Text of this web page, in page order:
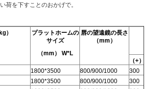
荷を下すことのおかげで。
）
プラットホームの
サイズ
（mm） W*L
唇の望遠鏡の長さ
（mm）
（+）
1800*3500 800/900/1000
300
1800*3500 800/900/1000
300